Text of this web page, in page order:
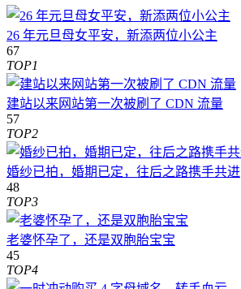
26 年元旦母女平安，新添两位小公主
67
TOP1
建站以来网站第一次被刷了 CDN 流量
57
TOP2
婚纱已拍，婚期已定，往后之路携手共进
48
TOP3
老婆怀孕了，还是双胞胎宝宝
45
TOP4